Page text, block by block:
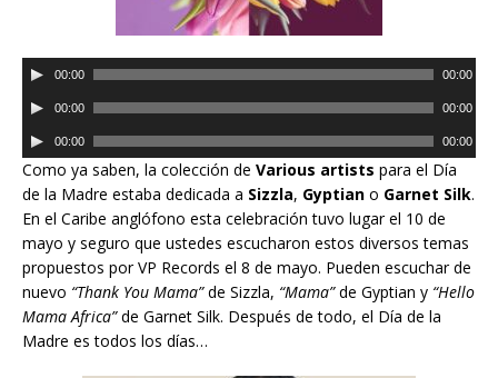
R
o
d
u
c
t
o
r
d
00:00 00:00
R
r
o
d
u
c
t
o
r
00:00 00:00
R
e
p
r
u
c
t
00:00 00:00
Como ya saben, la colección de Various artists para el Día
de la Madre estaba dedicada a Sizzla, Gyptian o Garnet Silk.
En el Caribe anglófono esta celebración tuvo lugar el 10 de
mayo y seguro que ustedes escucharon estos diversos temas
propuestos por VP Records el 8 de mayo. Pueden escuchar de
nuevo “Thank You Mama”de Sizzla, “Mama”de Gyptian y “Hello
Mama Africa”de Garnet Silk. Después de todo, el Día de la
Madre es todos los días…